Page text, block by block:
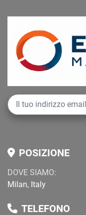
POSIZIONE
DOVE SIAMO:
Milan, Italy
TELEFONO